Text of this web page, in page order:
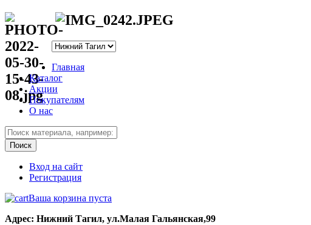
Главная
Каталог
Акции
Покупателям
О нас
Вход на сайт
Регистрация
Ваша корзина пуста
Адрес: Нижний Тагил, ул.Малая Гальянская,99